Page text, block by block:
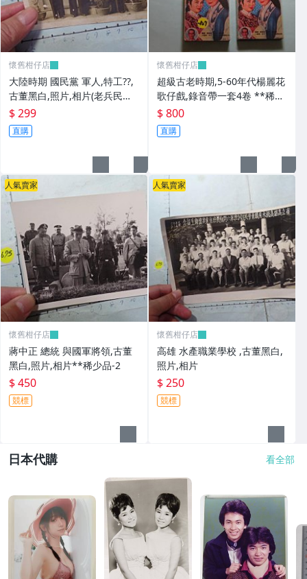
懷舊柑仔店
大陸時期 國民黨 軍人,特工??,
古董黑白,照片,相片(老兵民國3
8年從大陸帶來台灣的) **稀少
品6
$ 299
直購
懷舊柑仔店
超級古老時期,5-60年代楊麗花
歌仔戲,錄音帶一套4卷 **稀少
品
$ 800
直購
人氣賣家
懷舊柑仔店
蔣中正 總統 與國軍將領,古董
黑白,照片,相片**稀少品-2
$ 450
競標
人氣賣家
懷舊柑仔店
高雄 水產職業學校 ,古董黑白,
照片,相片
$ 250
競標
日本代購 看全部